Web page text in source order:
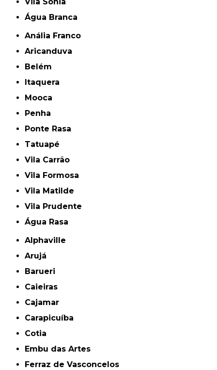
Água Branca
Anália Franco
Aricanduva
Belém
Itaquera
Mooca
Penha
Ponte Rasa
Tatuapé
Vila Carrão
Vila Formosa
Vila Matilde
Vila Prudente
Água Rasa
Alphaville
Arujá
Barueri
Caieiras
Cajamar
Carapicuíba
Cotia
Embu das Artes
Ferraz de Vasconcelos